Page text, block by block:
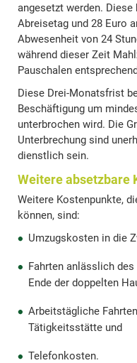
angesetzt werden. Diese
Abreisetag und 28 Euro
Abwesenheit von 24
während dieser Zeit
Pauschalen
Diese Drei-Monatsfrist
Beschäftigung um
unterbrochen wird. Die
Unterbrechung sind
dienstlich sein.
Weitere absetzbare
Weitere Kostenpunkte,
können, sind:
Umzugskosten in die
Fahrten anlässlich
Ende der doppelten
Arbeitstägliche
Tätigkeitsstätte und
Telefonkosten.